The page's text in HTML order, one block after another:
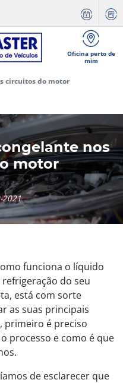
Oficina perto de
mim
circuitos do motor
nos
motor
2021
funciona o líquido
do seu
está com sorte
as suas principais
primeiro é preciso
processo e como é que
de esclarecer que